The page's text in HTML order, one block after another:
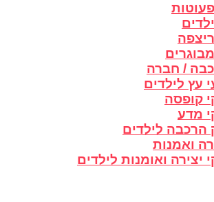
/ חברה
עץ לילדים
קופסה
מדע
לילדים
ואמנות
יצירה ואומנות לילדים